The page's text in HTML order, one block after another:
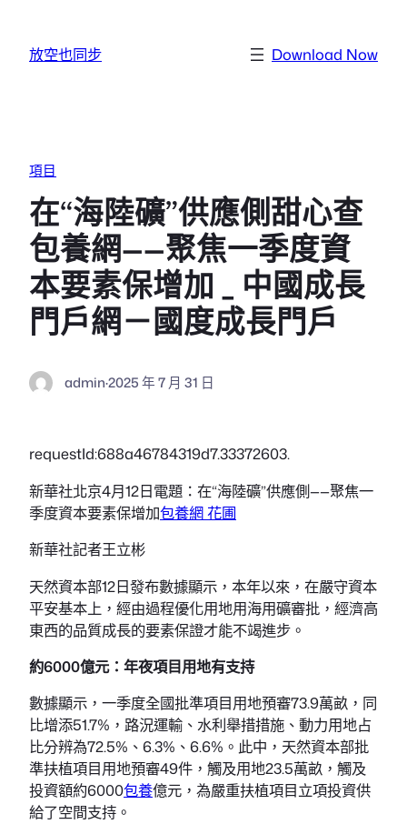
放空也同步 Download Now
項目
在“海陸礦”供應側甜心查
包養網——聚焦一季度資
本要素保增加 _ 中國成長
門戶網－國度成長門戶
admin·2025 年 7 月 31 日
requestId:688a46784319d7.33372603.
新華社北京4月12日電題：在“海陸礦”供應側——聚焦一
季度資本要素保增加包養網 花圃
新華社記者王立彬
天然資本部12日發布數據顯示，本年以來，在嚴守資本
平安基本上，經由過程優化用地用海用礦審批，經濟高
東西的品質成長的要素保證才能不竭進步。
約6000億元：年夜項目用地有支持
數據顯示，一季度全國批準項目用地預審73.9萬畝，同
比增添51.7%，路況運輸、水利舉措措施、動力用地占
比分辨為72.5%、6.3%、6.6%。此中，天然資本部批
準扶植項目用地預審49件，觸及用地23.5萬畝，觸及
投資額約6000包養億元，為嚴重扶植項目立項投資供
給了空間支持。